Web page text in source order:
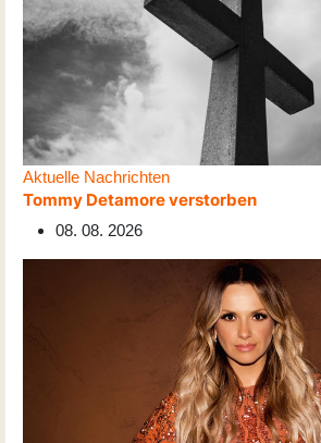
Aktuelle Nachrichten
Tommy Detamore verstorben
08. 08. 2026